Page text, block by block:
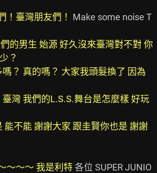
！臺灣朋友們！ Make some noise T
的男生 始源 好久沒來臺灣對不對 你
？
～～～ 我是利特 各位 SUPER JUNIO